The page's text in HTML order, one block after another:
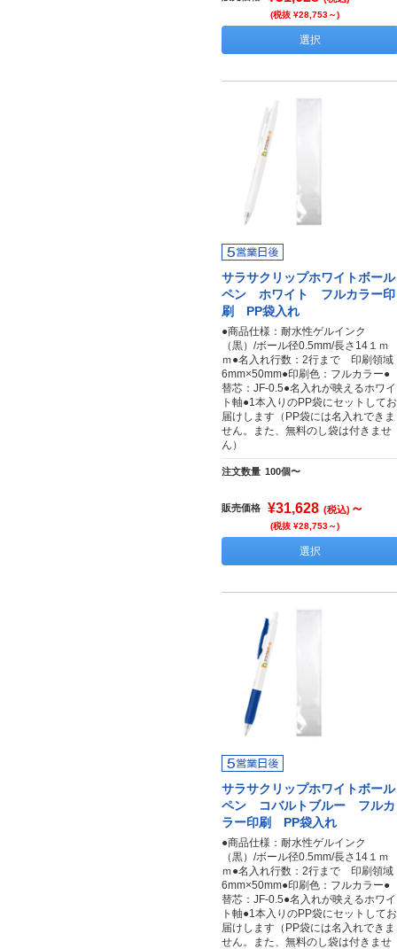
(税抜 ¥28,753～)
選択
サラサクリップホワイトボール
ペン ホワイト フルカラー印
刷 PP袋入れ
●商品仕様：耐水性ゲルインク
（黒）/ボール径0.5mm/長さ14１ｍ
ｍ●名入れ行数：2行まで 印刷領域
6mm×50mm●印刷色：フルカラー●
替芯：JF-0.5●名入れが映えるホワイ
ト軸●1本入りのPP袋にセットしてお
届けします（PP袋には名入れできま
せん。また、無料のし袋は付きませ
ん）
注文数量 100個〜
販売価格 ¥31,628 (税込) ～
(税抜 ¥28,753～)
選択
サラサクリップホワイトボール
ペン コバルトブルー フルカ
ラー印刷 PP袋入れ
●商品仕様：耐水性ゲルインク
（黒）/ボール径0.5mm/長さ14１ｍ
ｍ●名入れ行数：2行まで 印刷領域
6mm×50mm●印刷色：フルカラー●
替芯：JF-0.5●名入れが映えるホワイ
ト軸●1本入りのPP袋にセットしてお
届けします（PP袋には名入れできま
せん。また、無料のし袋は付きませ